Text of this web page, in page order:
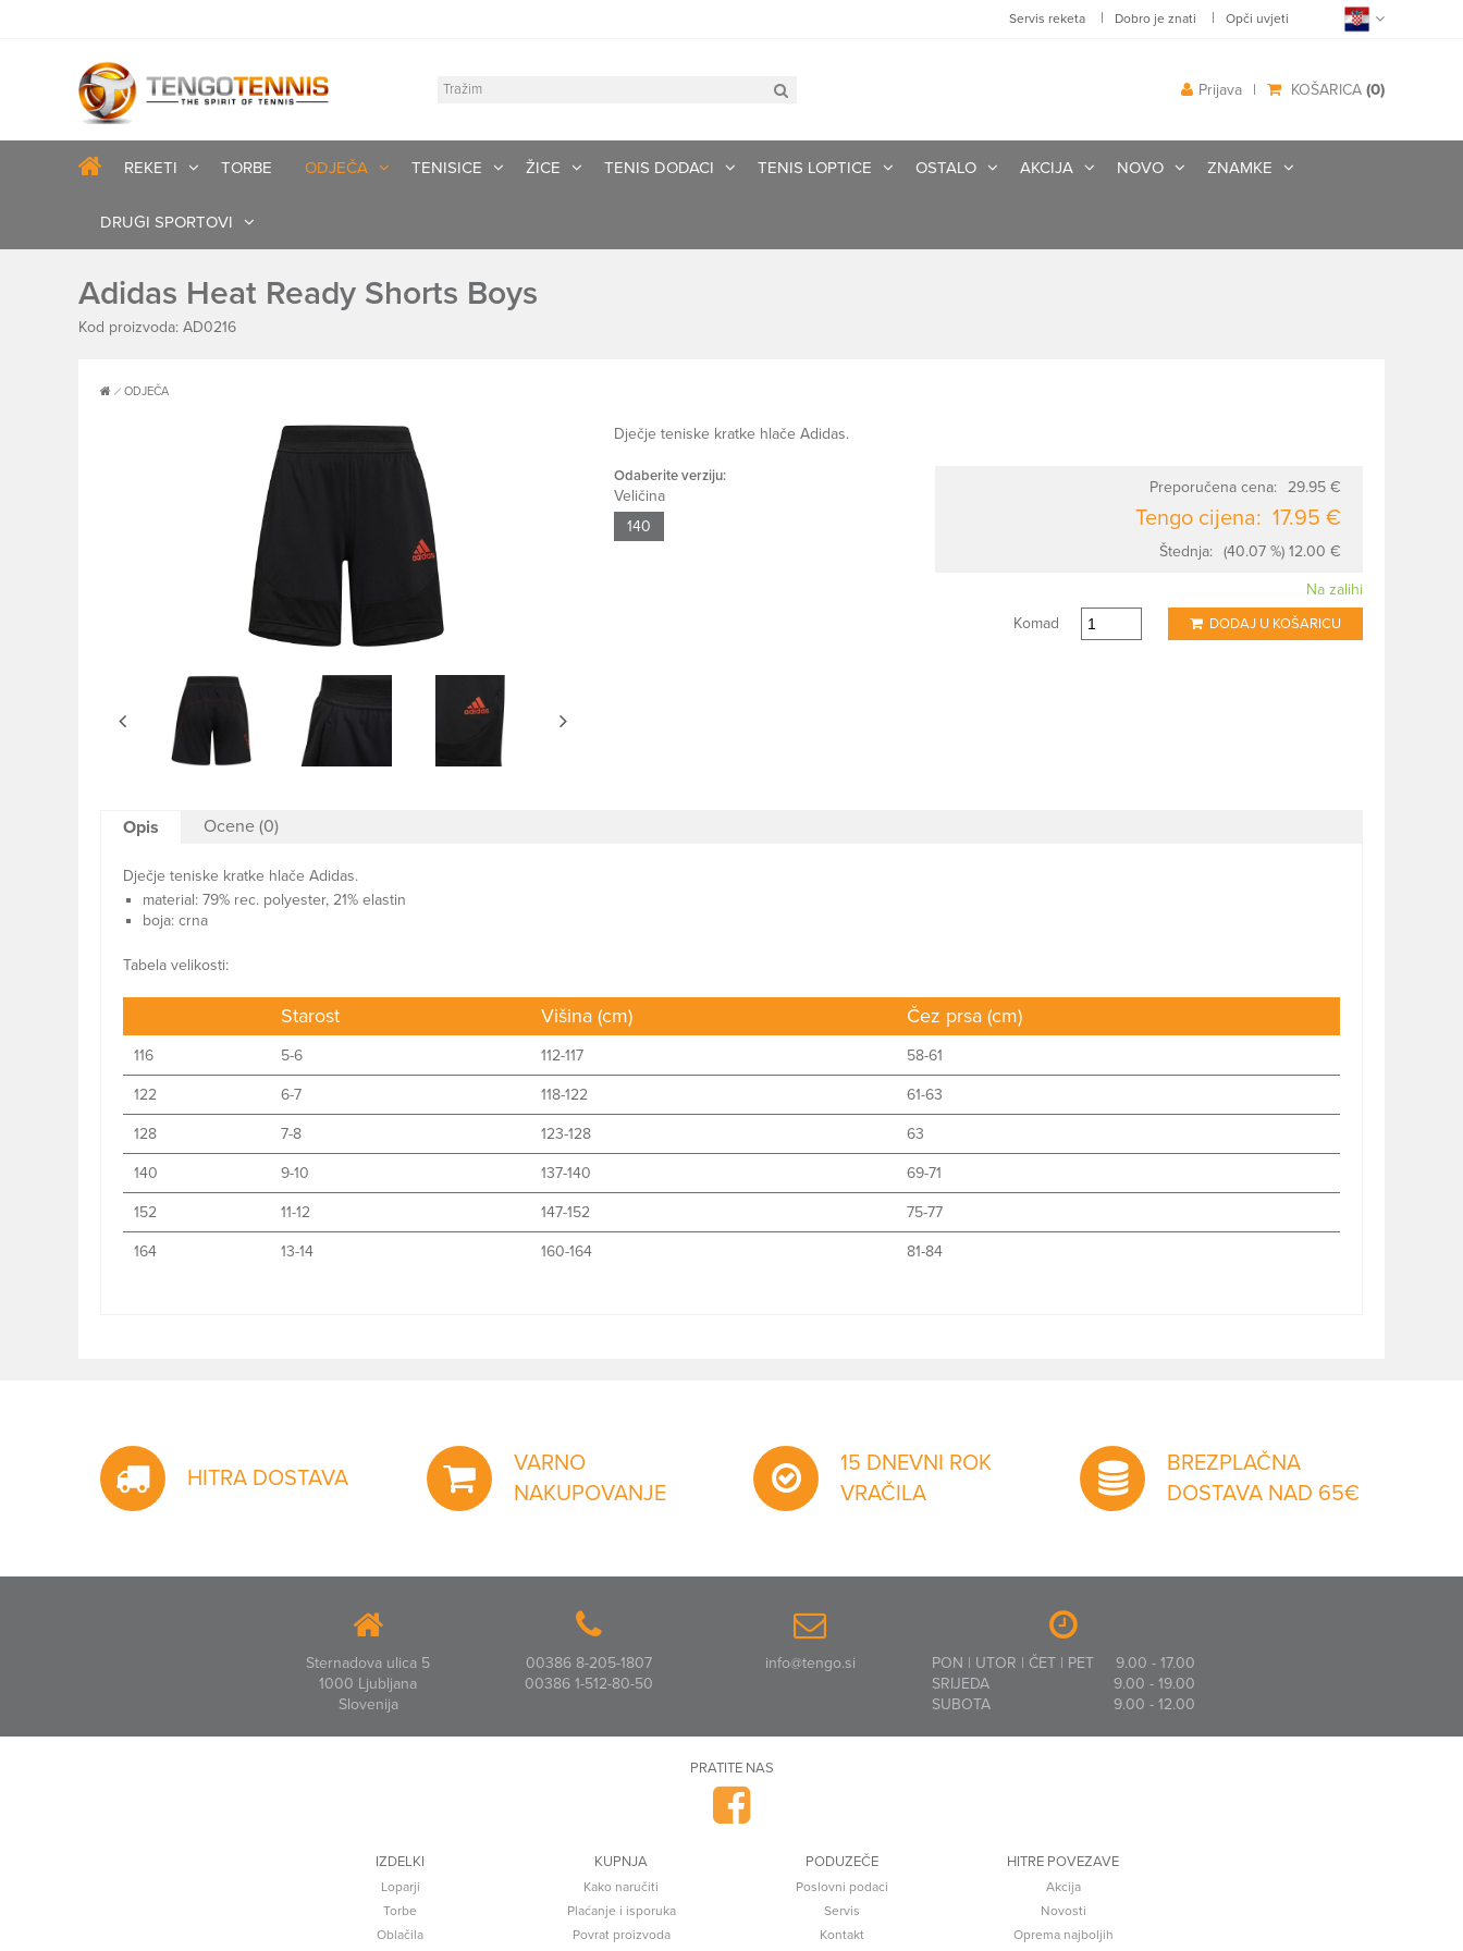
Servis reketa | Dobro je znati | Opči uvjeti
KOŠARICA (0)
|
Prijava
REKETI TORBE ODJEČA TENISICE ŽICE TENIS DODACI TENIS LOPTICE OSTALO AKCIJA NOVO ZNAMKE
DRUGI SPORTOVI
Adidas Heat Ready Shorts Boys
Kod proizvoda: AD0216
ODJEČA
Dječje teniske kratke hlače Adidas.
Odaberite verziju:
Veličina
140
Preporučena cena: 29.95 €
Tengo cijena: 17.95 €
Štednja: (40.07 %) 12.00 €
Na zalihi
Komad
DODAJ U KOŠARICU
Opis Ocene (0)
Dječje teniske kratke hlače Adidas.
material: 79% rec. polyester, 21% elastin
boja: crna
Tabela velikosti:
Starost Višina (cm) Čez prsa (cm)
116 5-6 112-117 58-61
122 6-7 118-122 61-63
128 7-8 123-128 63
140 9-10 137-140 69-71
152 11-12 147-152 75-77
164 13-14 160-164 81-84
HITRA DOSTAVA
VARNO
NAKUPOVANJE
15 DNEVNI ROK
VRAČILA
BREZPLAČNA
DOSTAVA NAD 65€
Sternadova ulica 5
1000 Ljubljana
Slovenija
00386 8-205-1807
00386 1-512-80-50
info@tengo.si PON | UTOR | ČET | PET
9.00 - 17.00
SRIJEDA
9.00 - 19.00
SUBOTA
9.00 - 12.00
PRATITE NAS
IZDELKI
Loparji
Torbe
Oblačila
KUPNJA
Kako naručiti
Plaćanje i isporuka
Povrat proizvoda
PODUZEČE
Poslovni podaci
Servis
Kontakt
HITRE POVEZAVE
Akcija
Novosti
Oprema najboljih